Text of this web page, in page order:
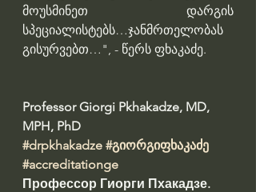
მოუსმინეთ დარგის
სპეციალისტებს…ჯანმრთელობას
გისურვებთ…", - წერს ფხაკაძე.
Professor Giorgi Pkhakadze, MD,
MPH, PhD
#drpkhakadze #გიორგიფხაკაძე
#accreditationge
Профессор Гиорги Пхакадзе.